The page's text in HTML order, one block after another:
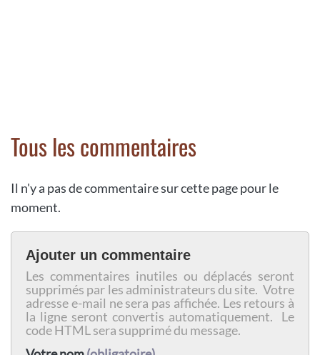
Tous les commentaires
Il n'y a pas de commentaire sur cette page pour le
moment.
Ajouter un commentaire
Les commentaires inutiles ou déplacés seront
supprimés par les administrateurs du site. Votre
adresse e-mail ne sera pas affichée. Les retours à
la ligne seront convertis automatiquement. Le
code HTML sera supprimé du message.